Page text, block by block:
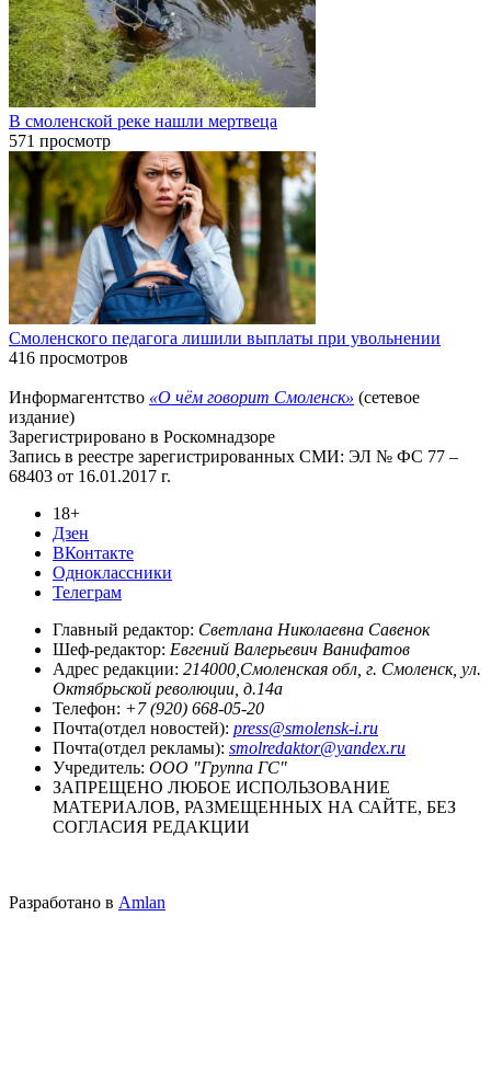
В смоленской реке нашли мертвеца
571 просмотр
Смоленского педагога лишили выплаты при увольнении
416 просмотров
Информагентство «О чём говорит Смоленск» (сетевое
издание)
Зарегистрировано в Роскомнадзоре
Запись в реестре зарегистрированных СМИ: ЭЛ № ФС 77 –
68403 от 16.01.2017 г.
18+
Дзен
ВКонтакте
Одноклассники
Телеграм
Главный редактор: Светлана Николаевна Савенок
Шеф-редактор: Евгений Валерьевич Ванифатов
Адрес редакции: 214000,Смоленская обл, г. Смоленск, ул.
Октябрьской революции, д.14а
Телефон: +7 (920) 668-05-20
Почта(отдел новостей): press@smolensk-i.ru
Почта(отдел рекламы): smolredaktor@yandex.ru
Учредитель: ООО "Группа ГС"
ЗАПРЕЩЕНО ЛЮБОЕ ИСПОЛЬЗОВАНИЕ
МАТЕРИАЛОВ, РАЗМЕЩЕННЫХ НА САЙТЕ, БЕЗ
СОГЛАСИЯ РЕДАКЦИИ
Разработано в Amlan